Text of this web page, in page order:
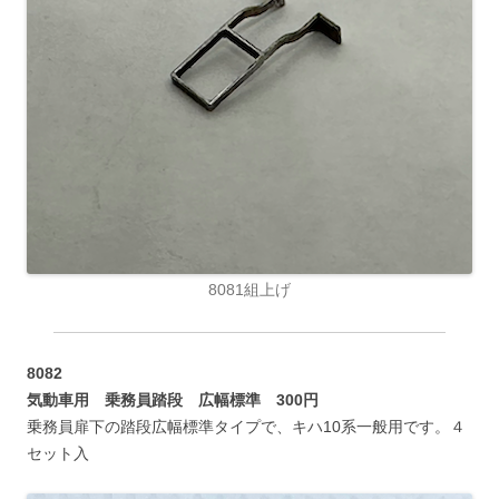
8081組上げ
8082
気動車用 乗務員踏段 広幅標準 300円
乗務員扉下の踏段広幅標準タイプで、キハ10系一般用です。４
セット入